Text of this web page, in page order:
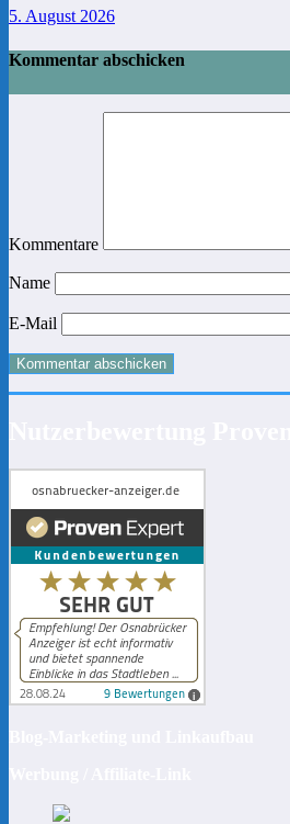
5. August 2026
Kommentar abschicken
Kommentare
Name
E-Mail